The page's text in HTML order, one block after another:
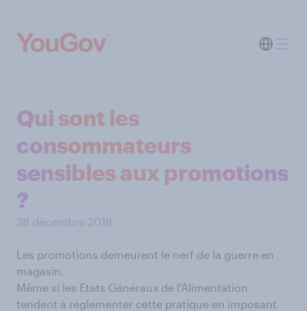
Qui sont les
consommateurs
sensibles aux promotions
?
28 décembre 2018
Les promotions demeurent le nerf de la guerre en
magasin.
Même si les Etats Généraux de l’Alimentation
tendent à réglementer cette pratique en imposant